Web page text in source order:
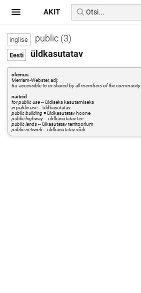
public (3)
üldkasutatav
olemus
Merriam-Webster, adj:
6a: accessible to or shared by all members of the community
näiteid
for public use-- üldiseks kasutamiseks
in public use-- üldkasutatav
public building= üldkasutatav hoone
public highway-- üldkasutatav tee
public lands-- ülkasutatav territoorium
public network= üldkasutatav võrk
AKIT